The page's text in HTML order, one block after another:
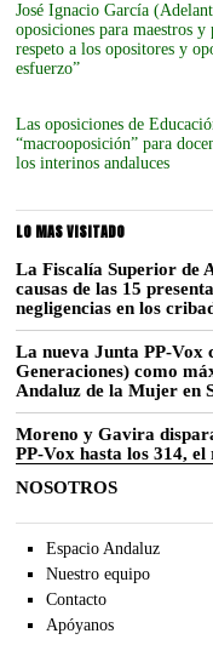
José Ignacio García
oposiciones para maestros
respeto a los opositores y
esfuerzo”
Las oposiciones de
“macrooposición” para
los interinos andaluces
LO MAS VISITADO
La Fiscalía Superior de
causas de las 15
negligencias en los
La nueva Junta PP-Vox
Generaciones) como
Andaluz de la Mujer en
Moreno y Gavira
PP-Vox hasta los 314,
NOSOTROS
Espacio Andaluz
Nuestro equipo
Contacto
Apóyanos